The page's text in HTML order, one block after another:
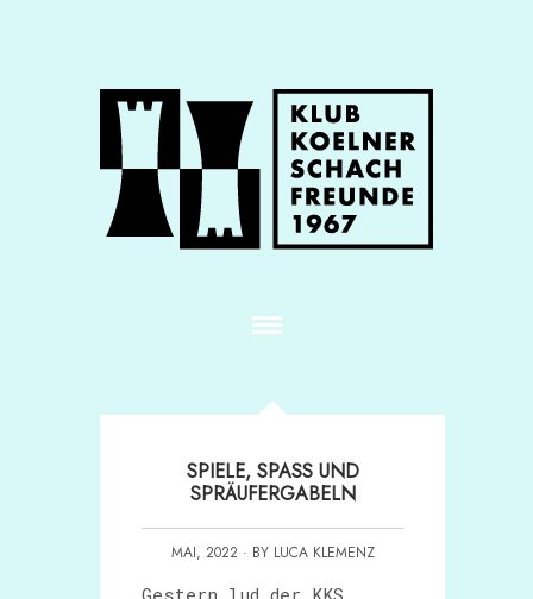
SPIELE, SPASS UND S
PRÄUFERGABELN
MAI, 2022 · BY LUCA KLEMENZ
Gestern lud der KKS